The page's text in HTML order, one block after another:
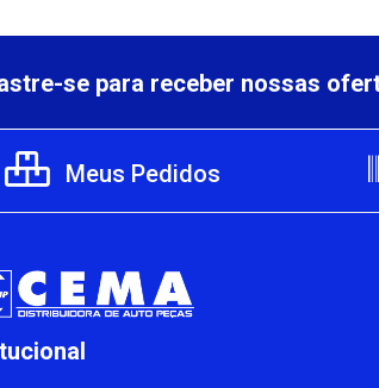
se para receber nossas
Meus Pedidos